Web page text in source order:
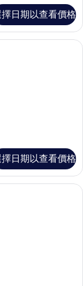
日期以查看價格
單人床 (Club Access) |
日期以查看價格
特大雙人床 (Executive)